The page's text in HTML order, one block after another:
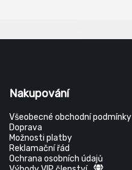
Nakupování
Všeobecné obchodní podmínky
Doprava
Možnosti platby
Reklamační řád
Ochrana osobních údajů